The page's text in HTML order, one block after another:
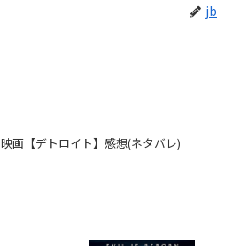
jb
映画【デトロイト】感想(ネタバレ)